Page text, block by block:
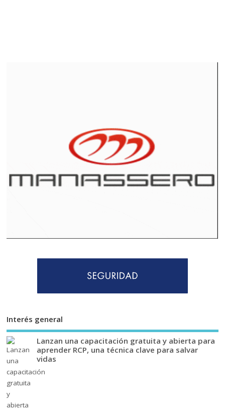
Interés general
Lanzan una capacitación gratuita y abierta para
aprender RCP, una técnica clave para salvar
vidas